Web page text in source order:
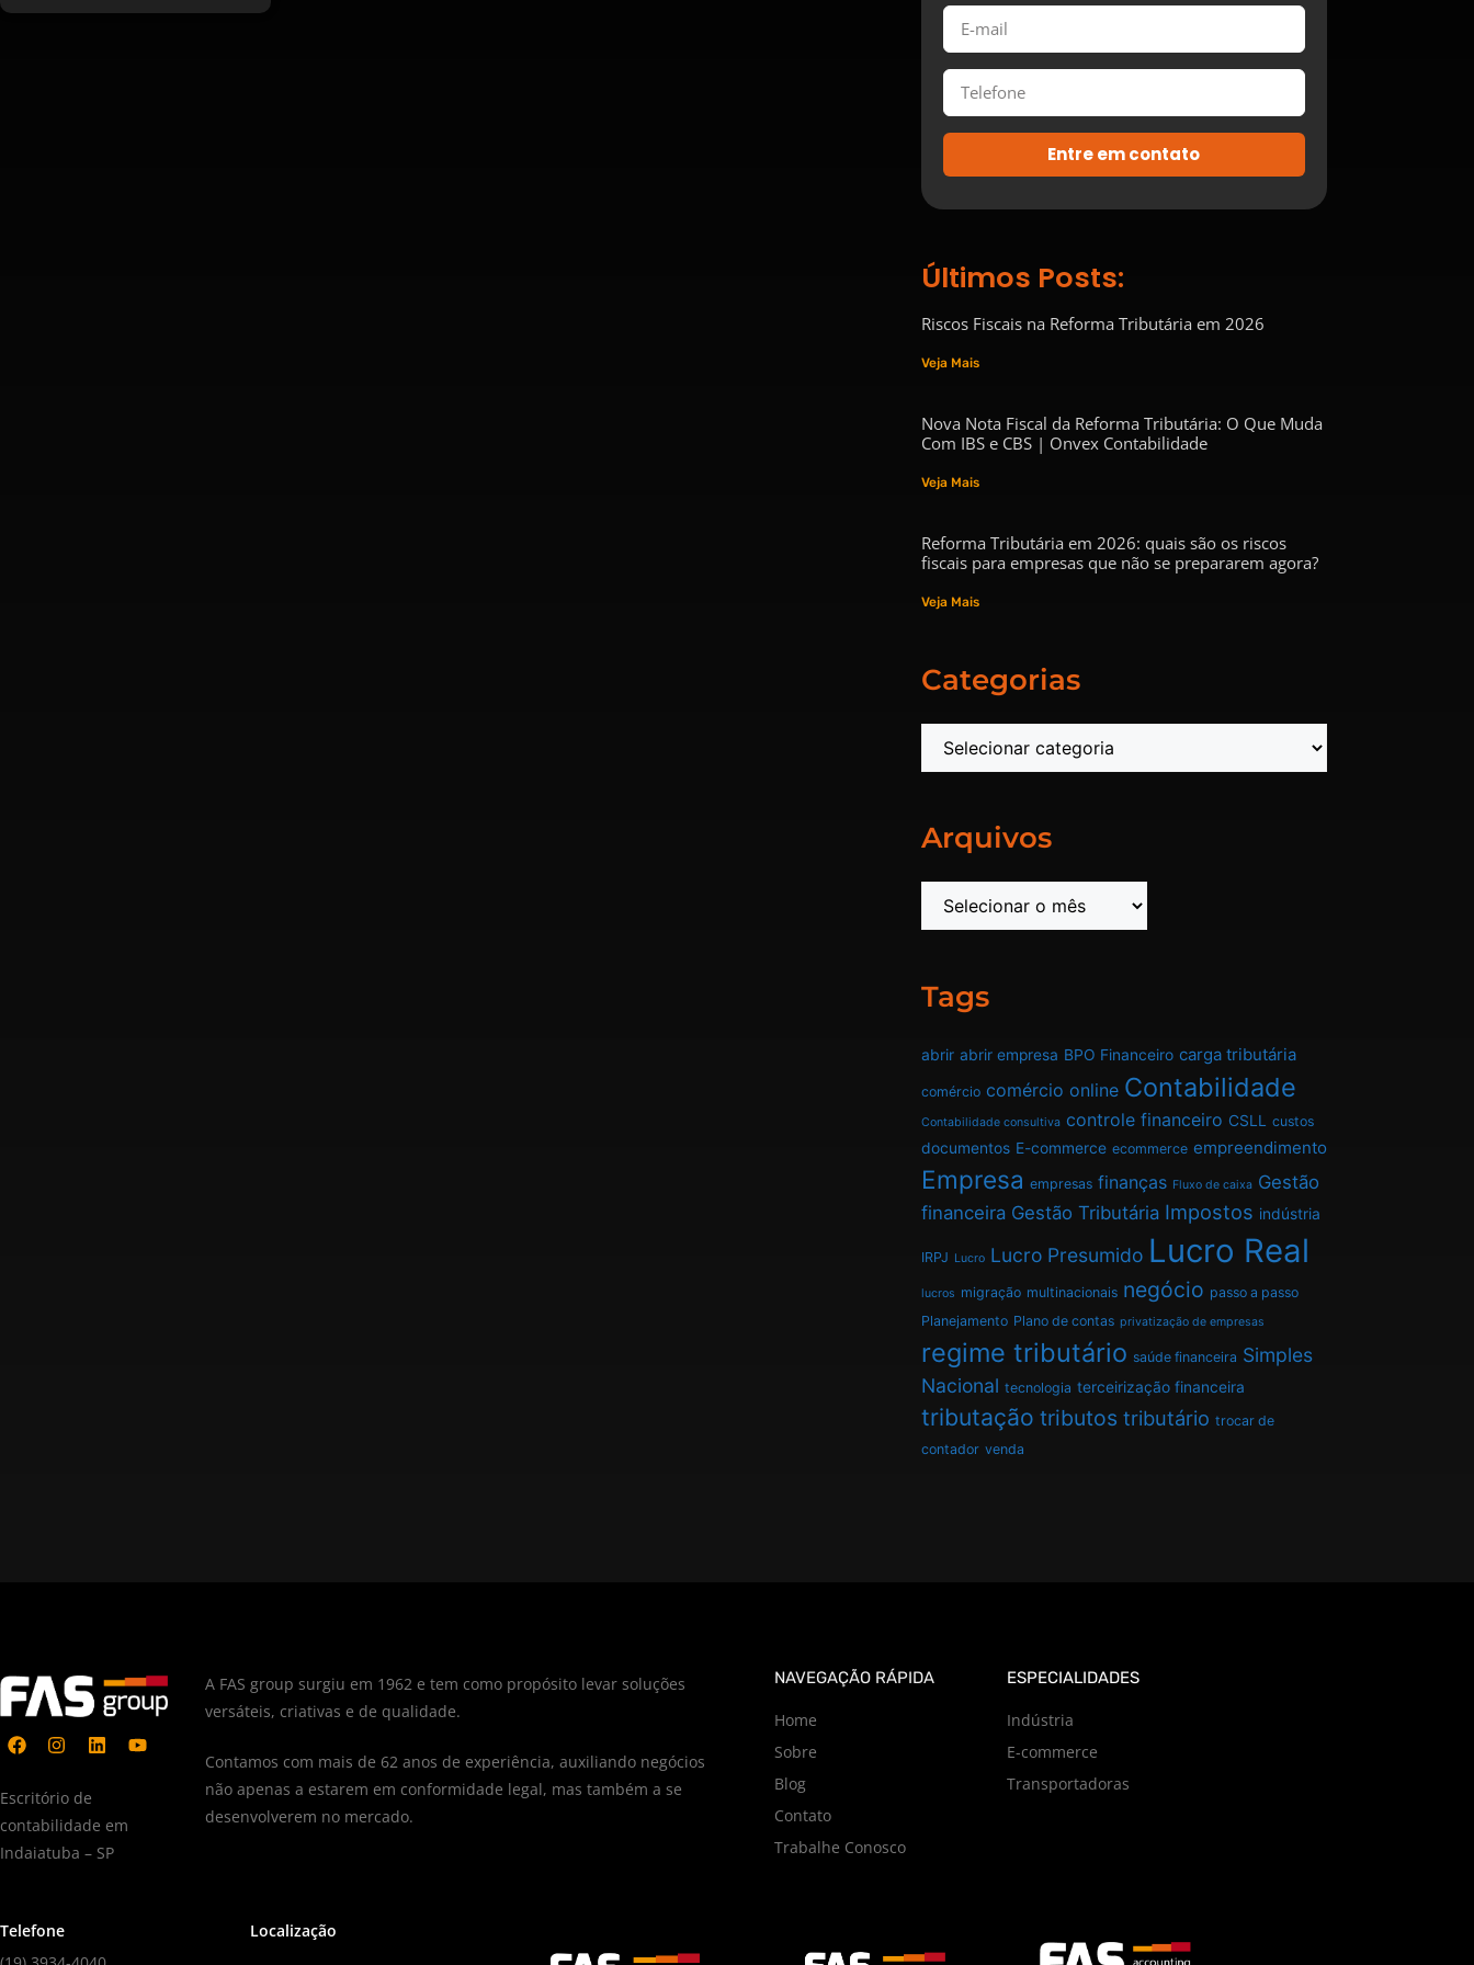
Entre em contato
Últimos Posts:
Riscos Fiscais na Reforma Tributária em 2026
Veja Mais
Nova Nota Fiscal da Reforma Tributária: O Que Muda
Com IBS e CBS | Onvex Contabilidade
Veja Mais
Reforma Tributária em 2026: quais são os riscos
fiscais para empresas que não se prepararem agora?
Veja Mais
Categorias
Arquivos
Tags
abrir abrir empresa BPO Financeiro carga tributária
comércio comércio online Contabilidade
Contabilidade consultiva controle financeiro CSLL custos
documentos E-commerce ecommerce empreendimento
Empresa empresas finanças Fluxo de caixa Gestão
financeira Gestão Tributária Impostos indústria
IRPJ Lucro Lucro Presumido Lucro Real
lucros migração multinacionais negócio passo a passo
Planejamento Plano de contas privatização de empresas
regime tributário saúde financeira Simples
Nacional tecnologia terceirização financeira
tributação tributos tributário trocar de
contador venda
Escritório de
contabilidade em
Indaiatuba – SP
A FAS group surgiu em 1962 e tem como propósito levar soluções
versáteis, criativas e de qualidade.
Contamos com mais de 62 anos de experiência, auxiliando negócios
não apenas a estarem em conformidade legal, mas também a se
desenvolverem no mercado.
NAVEGAÇÃO RÁPIDA
Home
Sobre
Blog
Contato
Trabalhe Conosco
ESPECIALIDADES
Indústria
E-commerce
Transportadoras
Telefone
Localização